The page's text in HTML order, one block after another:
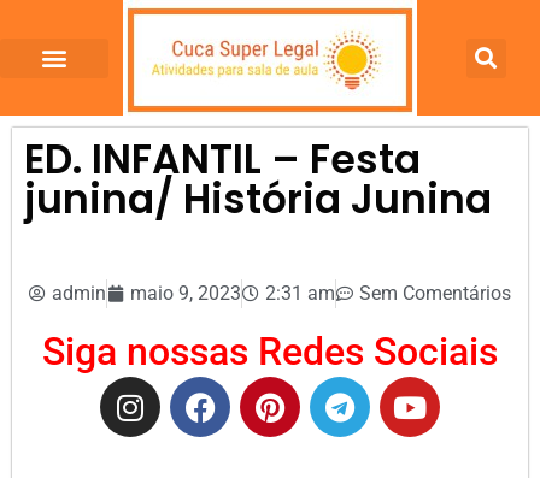
ED. INFANTIL – Festa
junina/ História Junina
admin maio 9, 2023 2:31 am Sem Comentários
Siga nossas Redes Sociais